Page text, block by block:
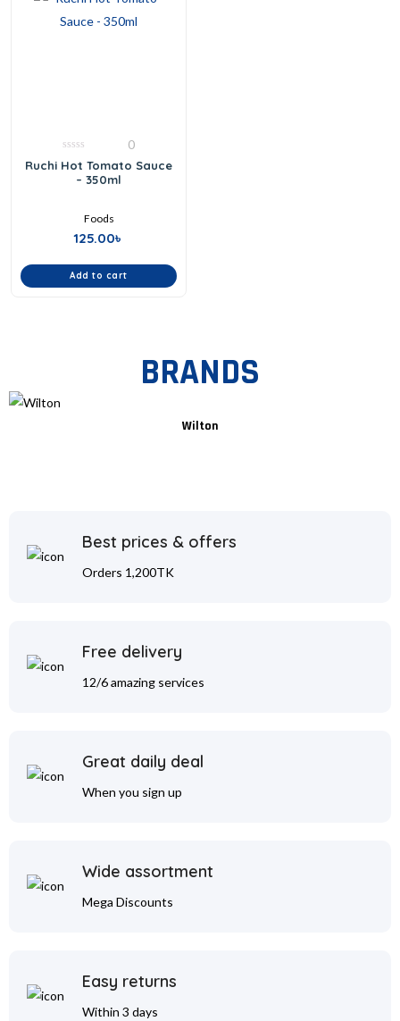
0
out
0
Ruchi Hot Tomato Sauce
– 350ml
Foods
125.00৳
Add to cart
BRANDS
Wilton
Best prices & offers
Orders 1,200TK
Free delivery
12/6 amazing services
Great daily deal
When you sign up
Wide assortment
Mega Discounts
Easy returns
Within 3 days